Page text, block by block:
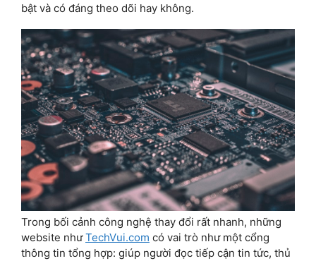
bật và có đáng theo dõi hay không.
Trong bối cảnh công nghệ thay đổi rất nhanh, những
website nhưTechVui.com có vai trò như một cổng
thông tin tổng hợp: giúp người đọc tiếp cận tin tức, thủ